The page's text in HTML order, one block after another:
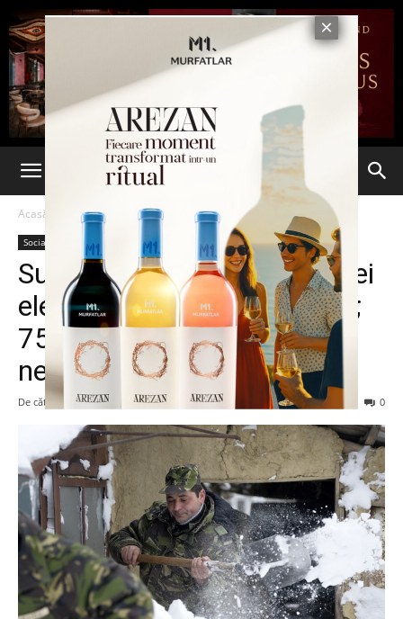
Acasă Social
Social
Suceava: Furnizarea energiei
electrice, afectată de viscol;
750 de locuinţe sunt
nealimentate
De către admin - 1 februarie 2014 0